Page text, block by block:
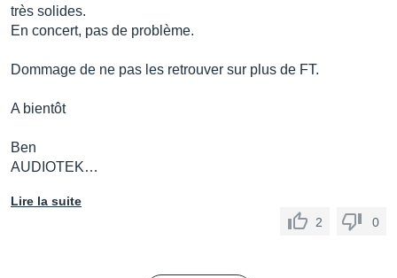
très solides.
En concert, pas de problème.
Dommage de ne pas les retrouver sur plus de FT.
A bientôt
Ben
AUDIOTEK…
Lire la suite
2
0